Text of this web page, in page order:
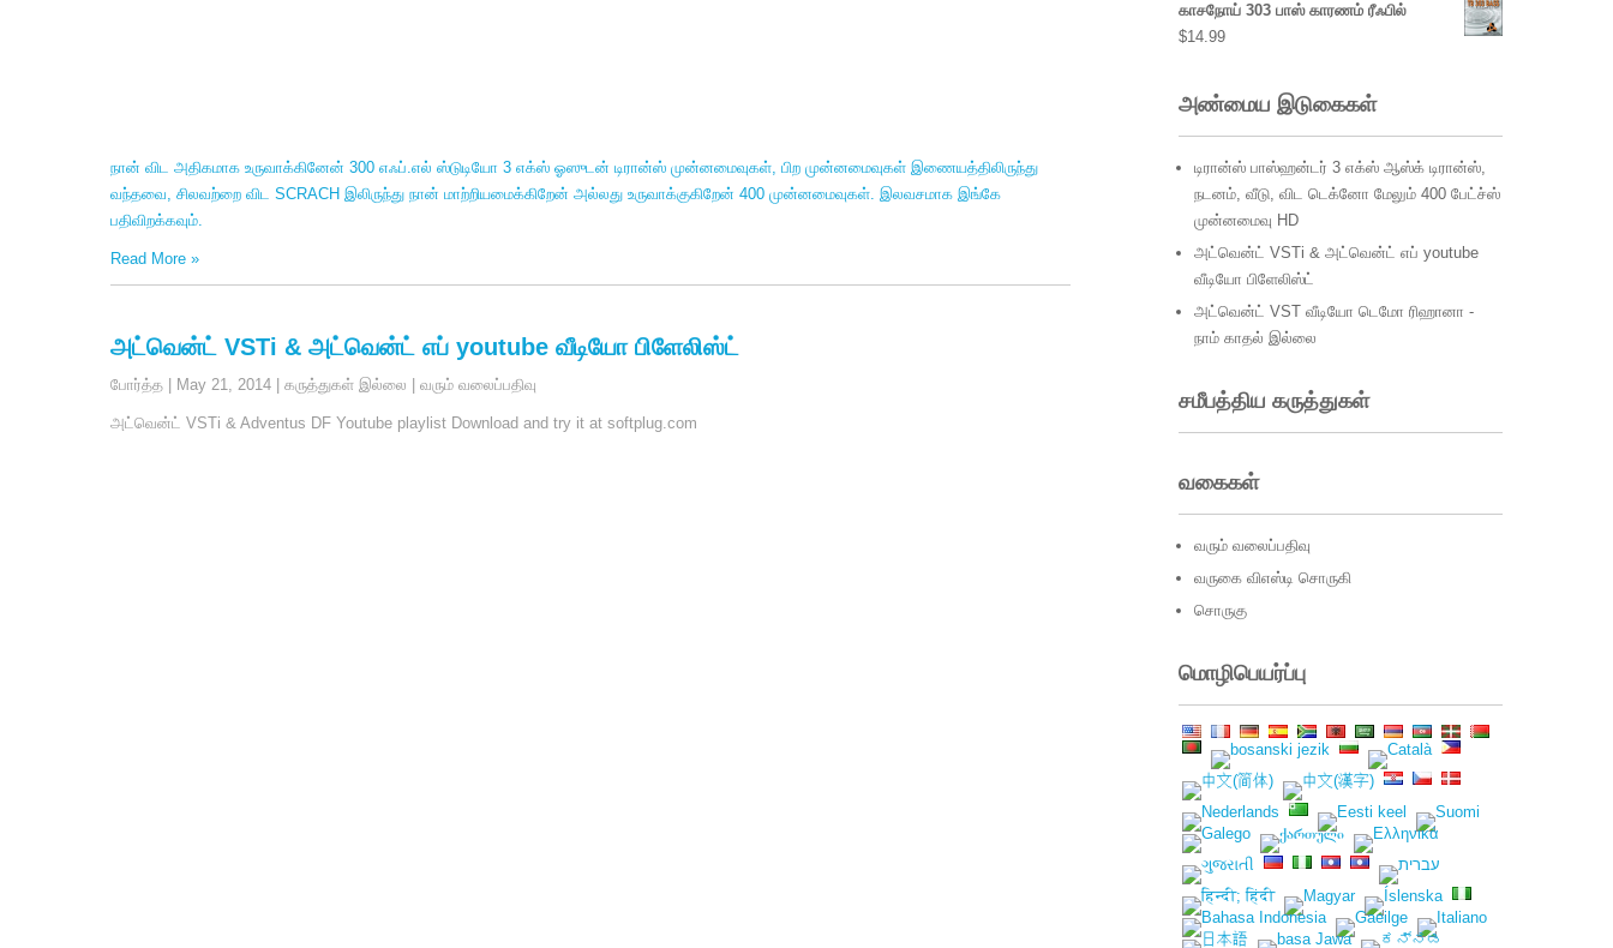
நான் விட அதிகமாக உருவாக்கினேன் 300 எஃப்.எல் ஸ்டுடியோ 3 எக்ஸ் ஓஸுடன் டிரான்ஸ் முன்னமைவுகள், பிற முன்னமைவுகள் இணையத்திலிருந்து
வந்தவை, சிலவற்றை விட SCRACH இலிருந்து நான் மாற்றியமைக்கிறேன் அல்லது உருவாக்குகிறேன் 400 முன்னமைவுகள். இலவசமாக இங்கே
பதிவிறக்கவும்.
Read More »
அட்வென்ட் VSTi & அட்வென்ட் எப் youtube வீடியோ பிளேலிஸ்ட்
போர்த்த May 21, 2014 கருத்துகள் இல்லை வரும் வலைப்பதிவு
அட்வென்ட் VSTi & Adventus DF Youtube playlist Download and try it at softplug.com
காசநோய் 303 பாஸ் காரணம் ரீஃபில்
$14.99
அண்மைய இடுகைகள்
டிரான்ஸ் பாஸ்ஹன்டர் 3 எக்ஸ் ஆஸ்க் டிரான்ஸ்,
நடனம், வீடு, விட டெக்னோ மேலும் 400 பேட்ச்ஸ்
முன்னமைவு HD
அட்வென்ட் VSTi & அட்வென்ட் எப் youtube
வீடியோ பிளேலிஸ்ட்
அட்வென்ட் VST வீடியோ டெமோ ரிஹானா -
நாம் காதல் இல்லை
சமீபத்திய கருத்துகள்
வகைகள்
வரும் வலைப்பதிவு
வருகை விஎஸ்டி சொருகி
சொருகு
மொழிபெயர்ப்பு